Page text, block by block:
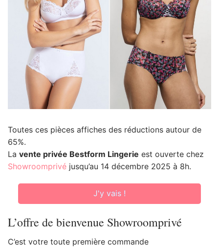
Toutes ces pièces affiches des réductions autour de
65%.
La vente privée Bestform Lingerie est ouverte chez
Showroomprivé jusqu’au 14 décembre 2025 à 8h.
J'y vais !
L’offre de bienvenue Showroomprivé
C’est votre toute première commande